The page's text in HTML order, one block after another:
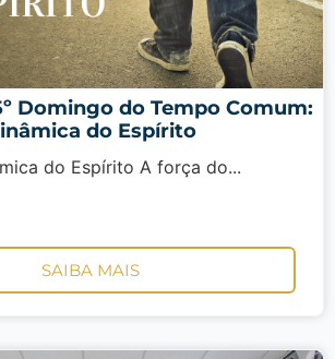
Domingo do Tempo Comum:
do Espírito
do Espírito A força do...
SAIBA MAIS